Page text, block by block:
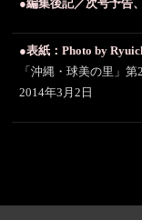
●編集後記／次号予告
●表紙：Photo by
「沖縄・球美の里」
2014年3月2日